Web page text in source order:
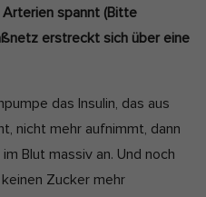
spannt (Bitte
erstreckt sich über eine
das Insulin, das aus
nicht mehr aufnimmt, dann
Blut massiv an. Und noch
Zucker mehr